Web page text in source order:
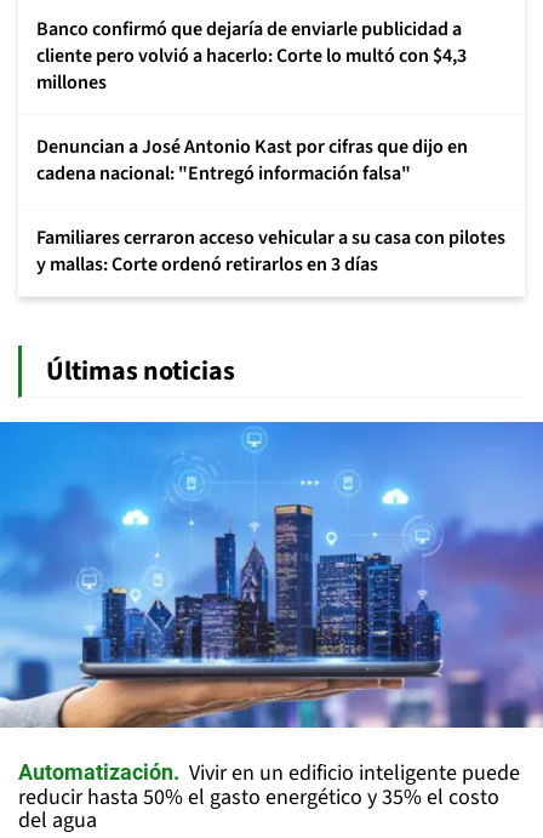
Banco confirmó que dejaría de enviarle publicidad a
cliente pero volvió a hacerlo: Corte lo multó con $4,3
millones
Denuncian a José Antonio Kast por cifras que dijo en
cadena nacional: "Entregó información falsa"
Familiares cerraron acceso vehicular a su casa con pilotes
y mallas: Corte ordenó retirarlos en 3 días
Últimas noticias
Automatización
Vivir en un edificio inteligente puede
reducir hasta 50% el gasto energético y 35% el costo
del agua